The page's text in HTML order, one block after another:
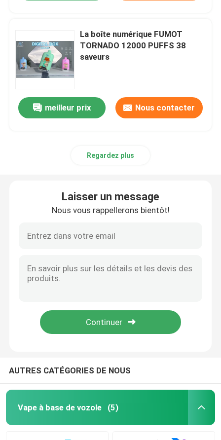
La boîte numérique FUMOT
TORNADO 12000 PUFFS 38
saveurs
meilleur prix Nous contacter
Regardez plus
Laisser un message
Nous vous rappellerons bientôt!
AUTRES CATÉGORIES DE NOUS
Vape à base de vozole (5)